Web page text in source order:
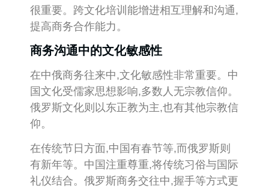
很重要。跨文化培训能增进相互理解和沟通,
提高商务合作能力。
商务沟通中的文化敏感性
在中俄商务往来中,文化敏感性非常重要。中
国文化受儒家思想影响,多数人无宗教信仰。
俄罗斯文化则以东正教为主,也有其他宗教信
仰。
在传统节日方面,中国有春节等,而俄罗斯则
有新年等。中国注重尊重,将传统习俗与国际
礼仪结合。俄罗斯商务交往中,握手等方式更